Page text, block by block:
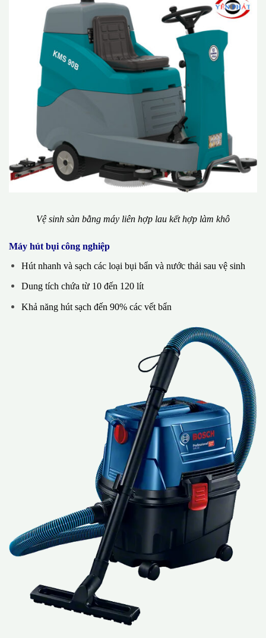
Vệ sinh sàn bằng máy liên hợp lau kết hợp làm khô
Máy hút bụi công nghiệp
Hút nhanh và sạch các loại bụi bẩn và nước thải sau vệ sinh
Dung tích chứa từ 10 đến 120 lít
Khả năng hút sạch đến 90% các vết bẩn